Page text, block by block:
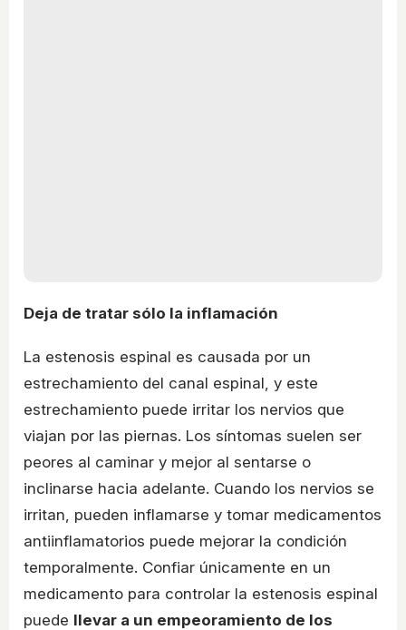
Deja de tratar sólo la inflamación
La estenosis espinal es causada por un
estrechamiento del canal espinal, y este
estrechamiento puede irritar los nervios que
viajan por las piernas. Los síntomas suelen ser
peores al caminar y mejor al sentarse o
inclinarse hacia adelante. Cuando los nervios se
irritan, pueden inflamarse y tomar medicamentos
antiinflamatorios puede mejorar la condición
temporalmente. Confiar únicamente en un
medicamento para controlar la estenosis espinal
puede llevar a un empeoramiento de los